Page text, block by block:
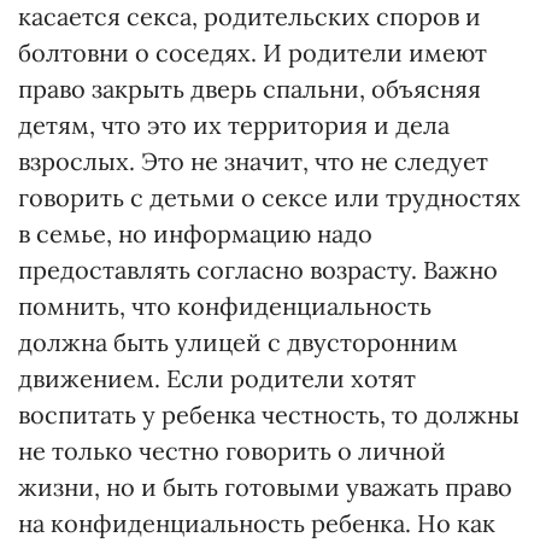
касается секса, родительских споров и
болтовни о соседях. И родители имеют
право закрыть дверь спальни, объясняя
детям, что это их территория и дела
взрослых. Это не значит, что не следует
говорить с детьми о сексе или трудностях
в семье, но информацию надо
предоставлять согласно возрасту. Важно
помнить, что конфиденциальность
должна быть улицей с двусторонним
движением. Если родители хотят
воспитать у ребенка честность, то должны
не только честно говорить о личной
жизни, но и быть готовыми уважать право
на конфиденциальность ребенка. Но как